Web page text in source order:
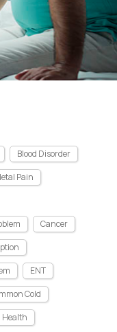
Blood Disorder
Pain
Cancer
ENT
Cold
Health